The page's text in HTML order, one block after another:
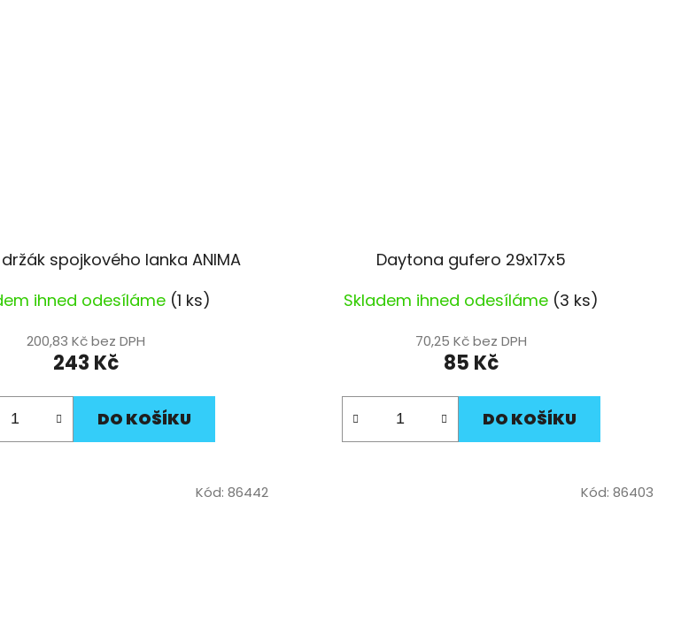
spojkového lanka ANIMA
ihned odesíláme (1 ks)
200,83 Kč bez DPH
243 Kč
DO KOŠÍKU
Daytona gufero 29x17x5
Skladem ihned odesíláme (3 ks)
70,25 Kč bez DPH
85 Kč
DO KOŠÍKU
Kód:86442 Kód: 86403